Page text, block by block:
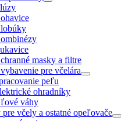
masky a filtre
pre včelára
peľu
ohradníky
váhy
pre včely a ostatné opeľovače